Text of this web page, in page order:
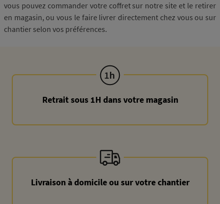
vous pouvez commander votre coffret sur notre site et le retirer
en magasin, ou vous le faire livrer directement chez vous ou sur
chantier selon vos préférences.
Retrait sous 1H dans votre magasin
Livraison à domicile ou sur votre chantier